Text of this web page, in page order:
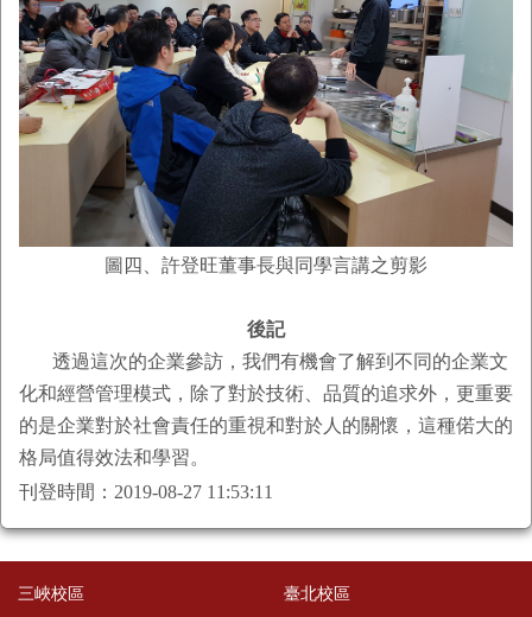
圖四、許登旺董事長與同學言講之剪影
後記
透過這次的企業參訪，我們有機會了解到不同的企業文
化和經營管理模式，除了對於技術、品質的追求外，更重要
的是企業對於社會責任的重視和對於人的關懷，這種偌大的
格局值得效法和學習。
刊登時間：2019-08-27 11:53:11
三峽校區
臺北校區